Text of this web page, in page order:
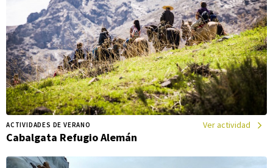
Ver actividad
ACTIVIDADES DE VERANO
Cabalgata Refugio Alemán